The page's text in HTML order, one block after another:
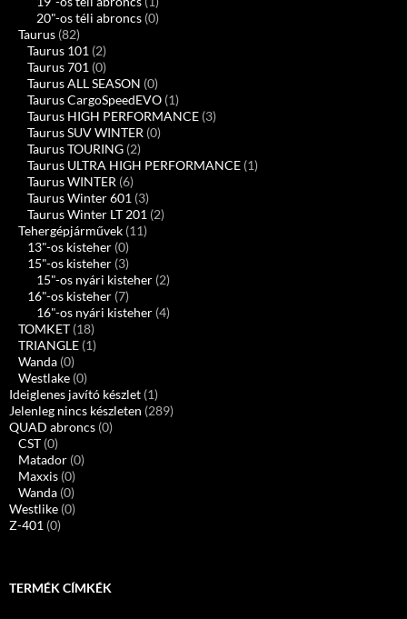
20"-os téli abroncs (0)
Taurus (82)
Taurus 101 (2)
Taurus 701 (0)
Taurus ALL SEASON (0)
Taurus CargoSpeedEVO (1)
Taurus HIGH PERFORMANCE (3)
Taurus SUV WINTER (0)
Taurus TOURING (2)
Taurus ULTRA HIGH PERFORMANCE (1)
Taurus WINTER (6)
Taurus Winter 601 (3)
Taurus Winter LT 201 (2)
Tehergépjárművek (11)
13"-os kisteher (0)
15"-os kisteher (3)
15"-os nyári kisteher (2)
16"-os kisteher (7)
16"-os nyári kisteher (4)
TOMKET (18)
TRIANGLE (1)
Wanda (0)
Westlake (0)
Ideiglenes javító készlet (1)
Jelenleg nincs készleten (289)
QUAD abroncs (0)
CST (0)
Matador (0)
Maxxis (0)
Wanda (0)
Westlike (0)
Z-401 (0)
TERMÉK CÍMKÉK